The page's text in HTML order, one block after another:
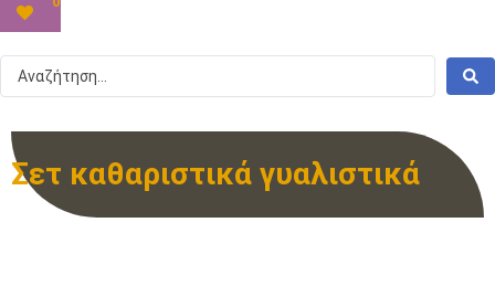
Σετ καθαριστικά γυαλιστικά